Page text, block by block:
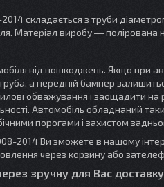
складається з труби
Матеріал виробу ― полірована
від пошкоджень. Якщо при
а передній бампер
обважування і заощадити на
Автомобіль обладнаний
порогами і захистом
2014 Ви зможете в нашому
через корзину або
зручну для Вас